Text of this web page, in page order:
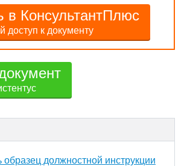
в КонсультантПлюс
доступ к документу
образец должностной инструкции